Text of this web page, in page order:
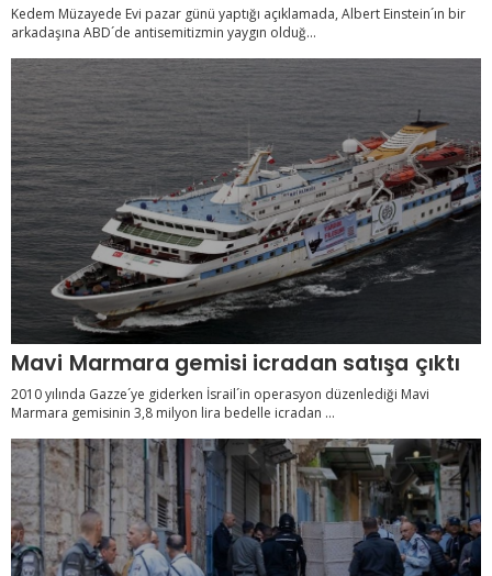
Kedem Müzayede Evi pazar günü yaptığı açıklamada, Albert Einstein´ın bir
arkadaşına ABD´de antisemitizmin yaygın olduğ...
Mavi Marmara gemisi icradan satışa çıktı
2010 yılında Gazze´ye giderken İsrail´in operasyon düzenlediği Mavi
Marmara gemisinin 3,8 milyon lira bedelle icradan ...